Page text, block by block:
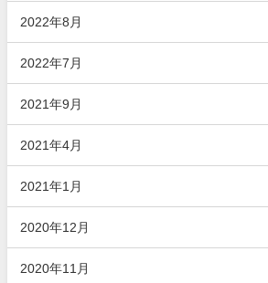
2022年8月
2022年7月
2021年9月
2021年4月
2021年1月
2020年12月
2020年11月